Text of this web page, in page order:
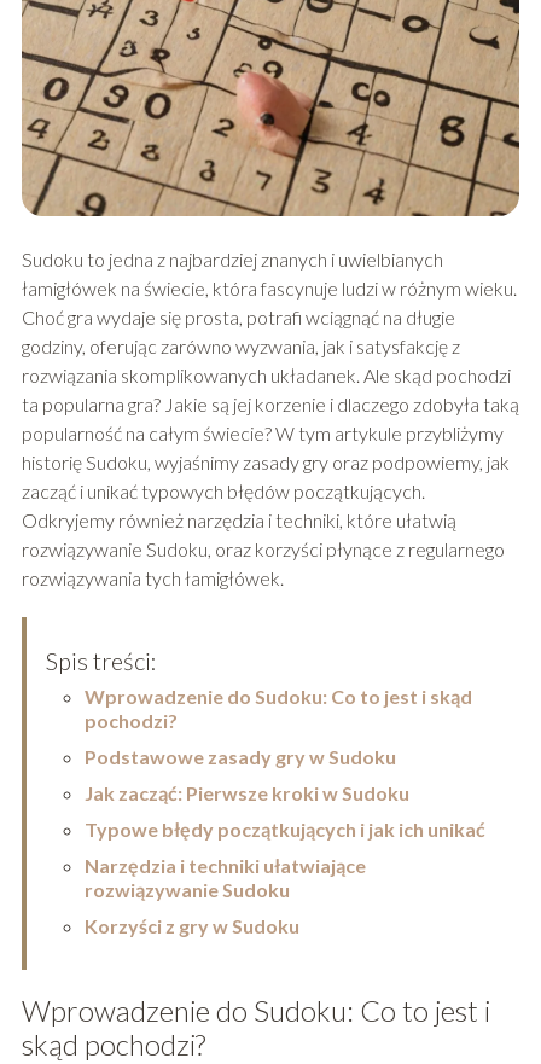
Sudoku to jedna z najbardziej znanych i uwielbianych
łamigłówek na świecie, która fascynuje ludzi w różnym wieku.
Choć gra wydaje się prosta, potrafi wciągnąć na długie
godziny, oferując zarówno wyzwania, jak i satysfakcję z
rozwiązania skomplikowanych układanek. Ale skąd pochodzi
ta popularna gra? Jakie są jej korzenie i dlaczego zdobyła taką
popularność na całym świecie? W tym artykule przybliżymy
historię Sudoku, wyjaśnimy zasady gry oraz podpowiemy, jak
zacząć i unikać typowych błędów początkujących.
Odkryjemy również narzędzia i techniki, które ułatwią
rozwiązywanie Sudoku, oraz korzyści płynące z regularnego
rozwiązywania tych łamigłówek.
Spis treści:
Wprowadzenie do Sudoku: Co to jest i skąd
pochodzi?
Podstawowe zasady gry w Sudoku
Jak zacząć: Pierwsze kroki w Sudoku
Typowe błędy początkujących i jak ich unikać
Narzędzia i techniki ułatwiające
rozwiązywanie Sudoku
Korzyści z gry w Sudoku
Wprowadzenie do Sudoku: Co to jest i
skąd pochodzi?